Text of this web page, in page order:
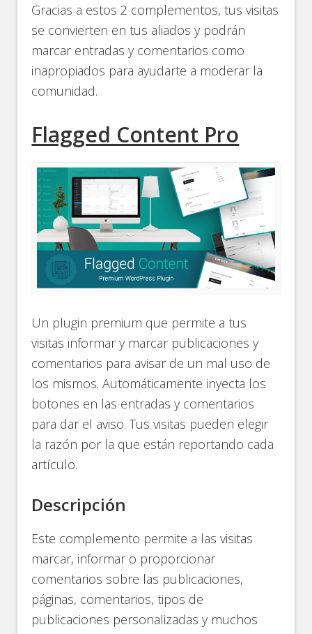
Gracias a estos 2 complementos, tus visitas
se convierten en tus aliados y podrán
marcar entradas y comentarios como
inapropiados para ayudarte a moderar la
comunidad.
Flagged Content Pro
Un plugin premium que permite a tus
visitas informar y marcar publicaciones y
comentarios para avisar de un mal uso de
los mismos. Automáticamente inyecta los
botones en las entradas y comentarios
para dar el aviso. Tus visitas pueden elegir
la razón por la que están reportando cada
artículo.
Descripción
Este complemento permite a las visitas
marcar, informar o proporcionar
comentarios sobre las publicaciones,
páginas, comentarios, tipos de
publicaciones personalizadas y muchos